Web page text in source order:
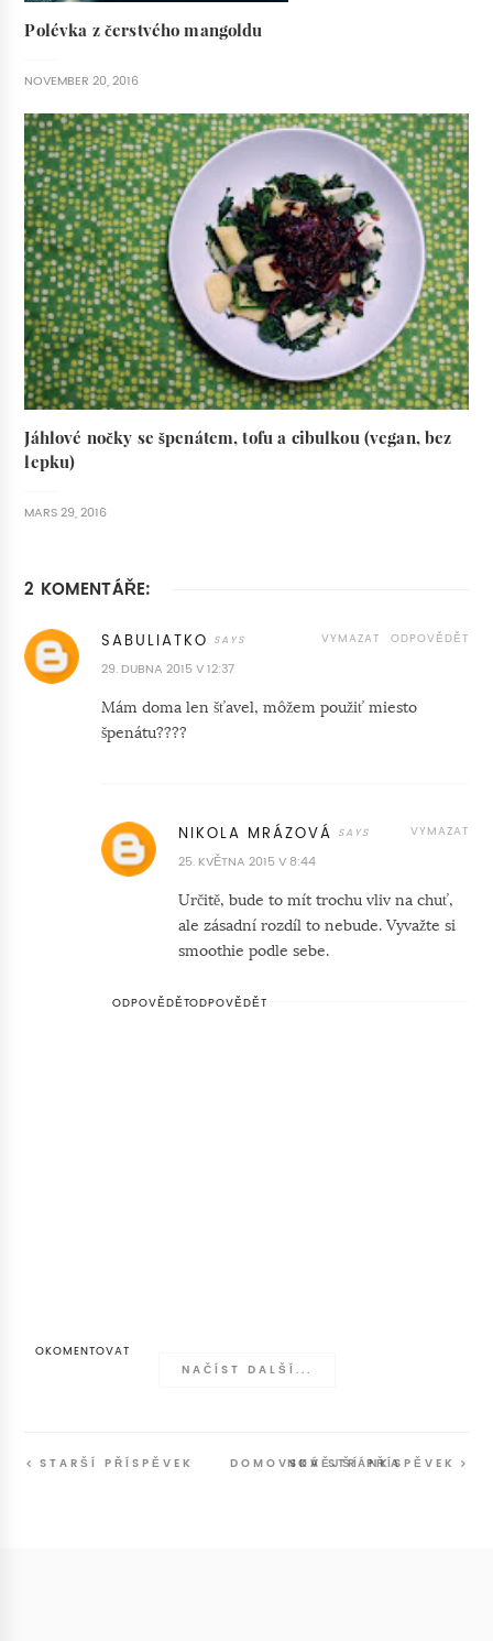
Polévka z čerstvého mangoldu
NOVEMBER 20, 2016
Jáhlové nočky se špenátem, tofu a cibulkou (vegan, bez
lepku)
MARS 29, 2016
2 KOMENTÁŘE:
SABULIATKO
29. DUBNA 2015 V 12:37
Mám doma len šťavel, môžem použiť miesto
špenátu????
ODPOVĚDĚT
VYMAZAT
NIKOLA MRÁZOVÁ
25. KVĚTNA 2015 V 8:44
Určitě, bude to mít trochu vliv na chuť,
ale zásadní rozdíl to nebude. Vyvažte si
smoothie podle sebe.
VYMAZAT
ODPOVĚDĚT
ODPOVĚDĚT
OKOMENTOVAT
NAČÍST DALŠÍ...
NOVĚJŠÍ PŘÍSPĚVEK
STARŠÍ PŘÍSPĚVEK DOMOVSKÁ STRÁNKA